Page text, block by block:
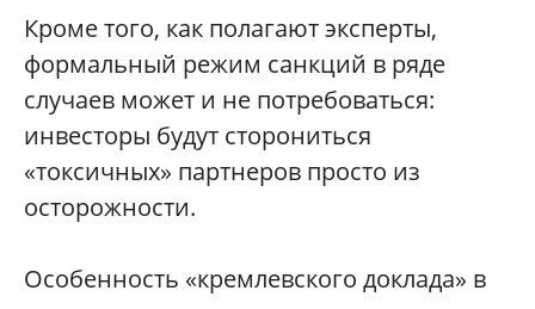
Кроме того, как полагают эксперты,
формальный режим санкций в ряде
случаев может и не потребоваться:
инвесторы будут сторониться
«токсичных» партнеров просто из
осторожности.
Особенность «кремлевского доклада» в